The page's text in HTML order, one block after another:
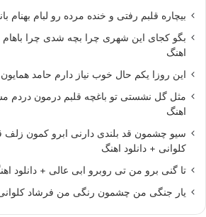
بیچاره قلبم رفتی و خنده مرده رو لبام بهنام
بگو کجای این شهری چرا بچه شدی چرا باهام
اهنگ
این روزا یکم حال خوب نیاز دارم حامد همایون
مثل گل نشستی تو باغچه قلبم درمون دردم
اهنگ
سیو چشمون قد بلندی دارنی ابرو کمون زلف
کلوانی + دانلود اهنگ
تا گنی برو من تی روبرو ابی عالی + دانلود
یار جنگی من چشمون رنگی من فرشاد کلوانی